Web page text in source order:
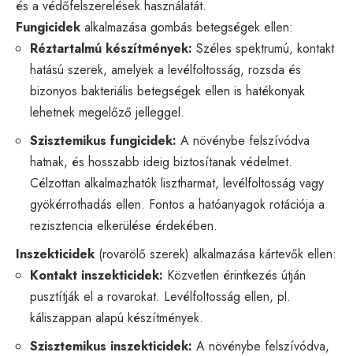
és a védőfelszerelések használatát.
Fungicidek alkalmazása gombás betegségek ellen:
Réztartalmú készítmények: Széles spektrumú, kontakt
hatású szerek, amelyek a levélfoltosság, rozsda és
bizonyos bakteriális betegségek ellen is hatékonyak
lehetnek megelőző jelleggel.
Szisztemikus fungicidek: A növénybe felszívódva
hatnak, és hosszabb ideig biztosítanak védelmet.
Célzottan alkalmazhatók lisztharmat, levélfoltosság vagy
gyökérrothadás ellen. Fontos a hatóanyagok rotációja a
rezisztencia elkerülése érdekében.
Inszekticidek (rovarölő szerek) alkalmazása kártevők ellen:
Kontakt inszekticidek: Közvetlen érintkezés útján
pusztítják el a rovarokat. Levélfoltosság ellen, pl.
káliszappan alapú készítmények.
Szisztemikus inszekticidek: A növénybe felszívódva,